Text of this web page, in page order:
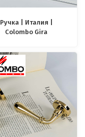
Ручка | Италия |
Colombo Gira